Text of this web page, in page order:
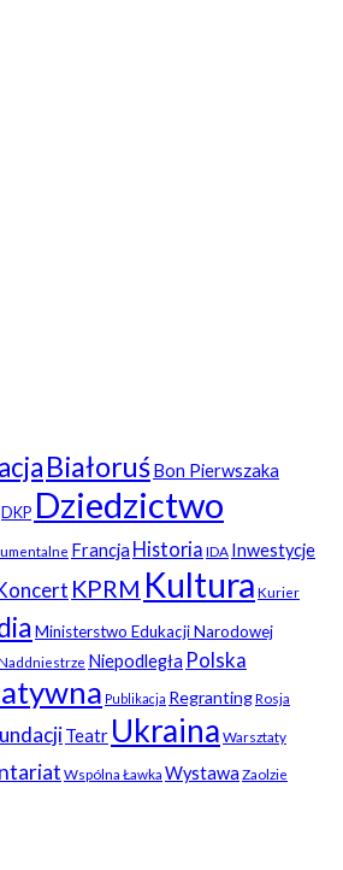
Białoruś Bon Pierwszaka
DKP Dziedzictwo
Francja Historia IDA Inwestycje
KPRM Kultura Kurier
Ministerstwo Edukacji Narodowej
Niepodległa Polska
Publikacja RegrantingRosja
Teatr Ukraina Warsztaty
Wspólna Ławka Wystawa Zaolzie